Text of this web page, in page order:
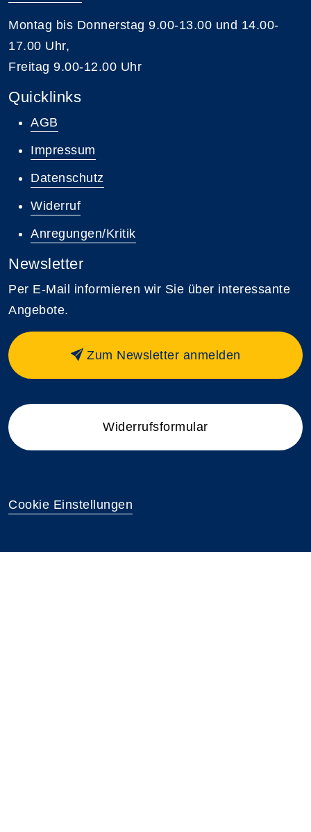
Montag bis Donnerstag 9.00-13.00 und 14.00-
17.00 Uhr,
Freitag 9.00-12.00 Uhr
Quicklinks
AGB
Impressum
Datenschutz
Widerruf
Anregungen/Kritik
Newsletter
Per E-Mail informieren wir Sie über interessante
Angebote.
Zum Newsletter anmelden
Widerrufsformular
Cookie Einstellungen